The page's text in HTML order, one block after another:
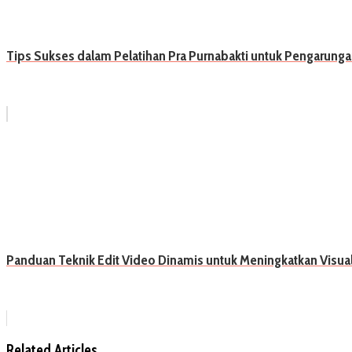
Tips Sukses dalam Pelatihan Pra Purnabakti untuk
Panduan Teknik Edit Video Dinamis untuk Meningkatkan